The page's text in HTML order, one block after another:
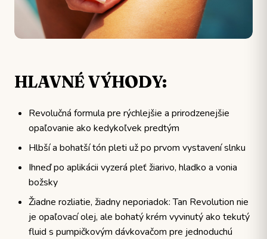
HLAVNÉ VÝHODY:
Revolučná formula pre rýchlejšie a prirodzenejšie
opaľovanie ako kedykoľvek predtým
Hlbší a bohatší tón pleti už po prvom vystavení slnku
Ihneď po aplikácii vyzerá pleť žiarivo, hladko a vonia
božsky
Žiadne rozliatie, žiadny neporiadok: Tan Revolution nie
je opaľovací olej, ale bohatý krém vyvinutý ako tekutý
fluid s pumpičkovým dávkovačom pre jednoduchú